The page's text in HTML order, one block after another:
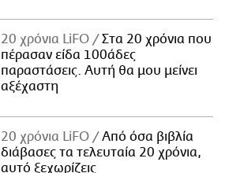
20 χρόνια LiFO
Στα 20 χρόνια που
πέρασαν είδα 100άδες
παραστάσεις. Αυτή θα μου μείνει
αξέχαστη
20 χρόνια LiFO
Από όσα βιβλία
διάβασες τα τελευταία 20 χρόνια,
αυτό ξεχωρίζεις